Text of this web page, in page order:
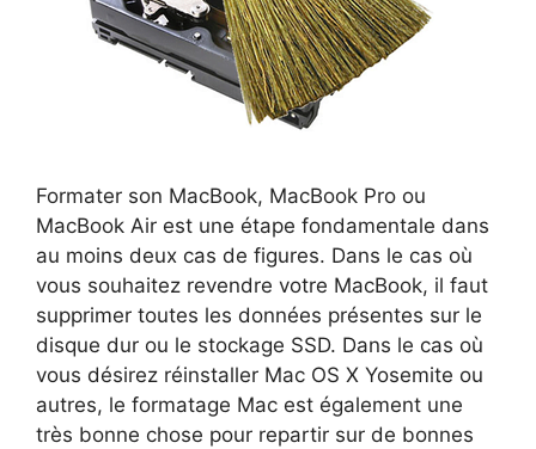
Formater son MacBook, MacBook Pro ou
MacBook Air est une étape fondamentale dans
au moins deux cas de figures. Dans le cas où
vous souhaitez revendre votre MacBook, il faut
supprimer toutes les données présentes sur le
disque dur ou le stockage SSD. Dans le cas où
vous désirez réinstaller Mac OS X Yosemite ou
autres, le formatage Mac est également une
très bonne chose pour repartir sur de bonnes